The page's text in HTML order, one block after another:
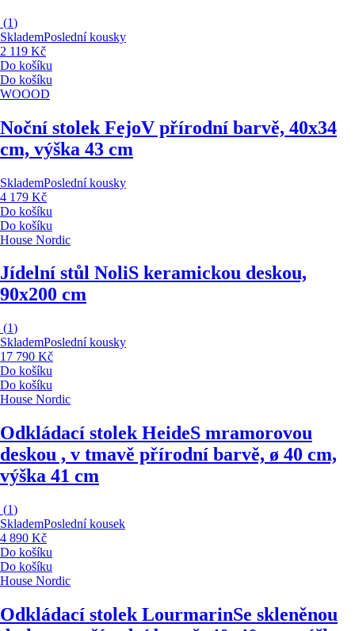
(1)
SklademPoslední kousky
2 119 Kč
Do košíku
Do košíku
WOOOD
Noční stolek FejoV přírodní barvě, 40x34
cm, výška 43 cm
SklademPoslední kousky
4 179 Kč
Do košíku
Do košíku
House Nordic
Jídelní stůl NoliS keramickou deskou,
90x200 cm
(1)
SklademPoslední kousky
17 790 Kč
Do košíku
Do košíku
House Nordic
Odkládací stolek HeideS mramorovou
deskou , v tmavě přírodní barvě, ø 40 cm,
výška 41 cm
(1)
SklademPoslední kousek
4 890 Kč
Do košíku
Do košíku
House Nordic
Odkládací stolek LourmarinSe skleněnou